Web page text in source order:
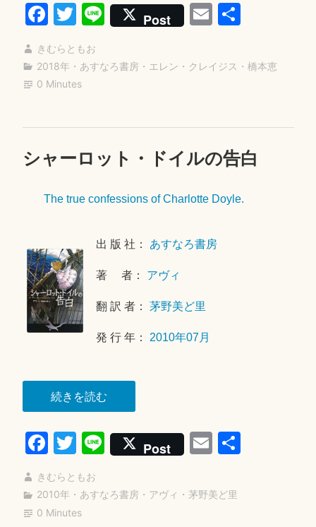
魔
球
ま
は
い”
Fa
ce
bo
ok
T
tte
r
Li
ne
Post E
ail
共
きむらともお
2018年 ・ あすなろ書房 ・ エレン・クレイジス ・ 橋本恵
0 Minutes
シャーロット・ドイルの告白
The true confessions of Charlotte Doyle.
出 版 社： あすなろ書房
著 者： アヴィ
翻 訳 者：茅野美ど里
発 行 年： 2010年07月
続きを読む“シ
ャ
ー
ロ
ト・
Fa
ce
bo
ok
T
wi
tte
r
Li
ne
Post E
ail
共
きむらともお
2010年 ・ あすなろ書房 ・ アヴィ ・ 茅野美ど里
2
0 Minutes